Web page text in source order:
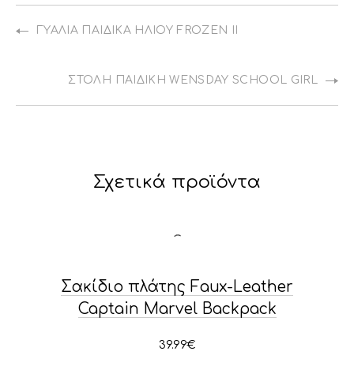
ΓΥΑΛΙΆ ΠΑΙΔΙΚΆ ΗΛΊΟΥ FROZEN II
ΣΤΟΛΗ ΠΑΙΔΙΚΗ WENSDAY SCHOOL GIRL
Σχετικά προϊόντα
Σακίδιο πλάτης Faux-Leather
Captain Marvel Backpack
39.99€